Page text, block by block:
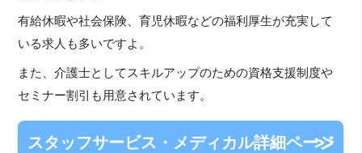
有給休暇や社会保険、育児休暇などの福利厚生が充実して
いる求人も多いですよ。
また、介護士としてスキルアップのための資格支援制度や
セミナー割引も用意されています。
スタッフサービス・メディカル詳細ページ